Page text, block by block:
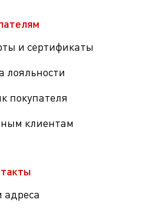
и сертификаты
лояльности
покупателя
клиентам